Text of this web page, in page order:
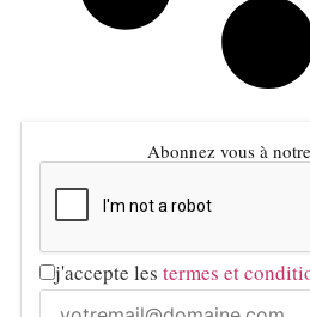
Abonnez vous à
j'accepte les termes et